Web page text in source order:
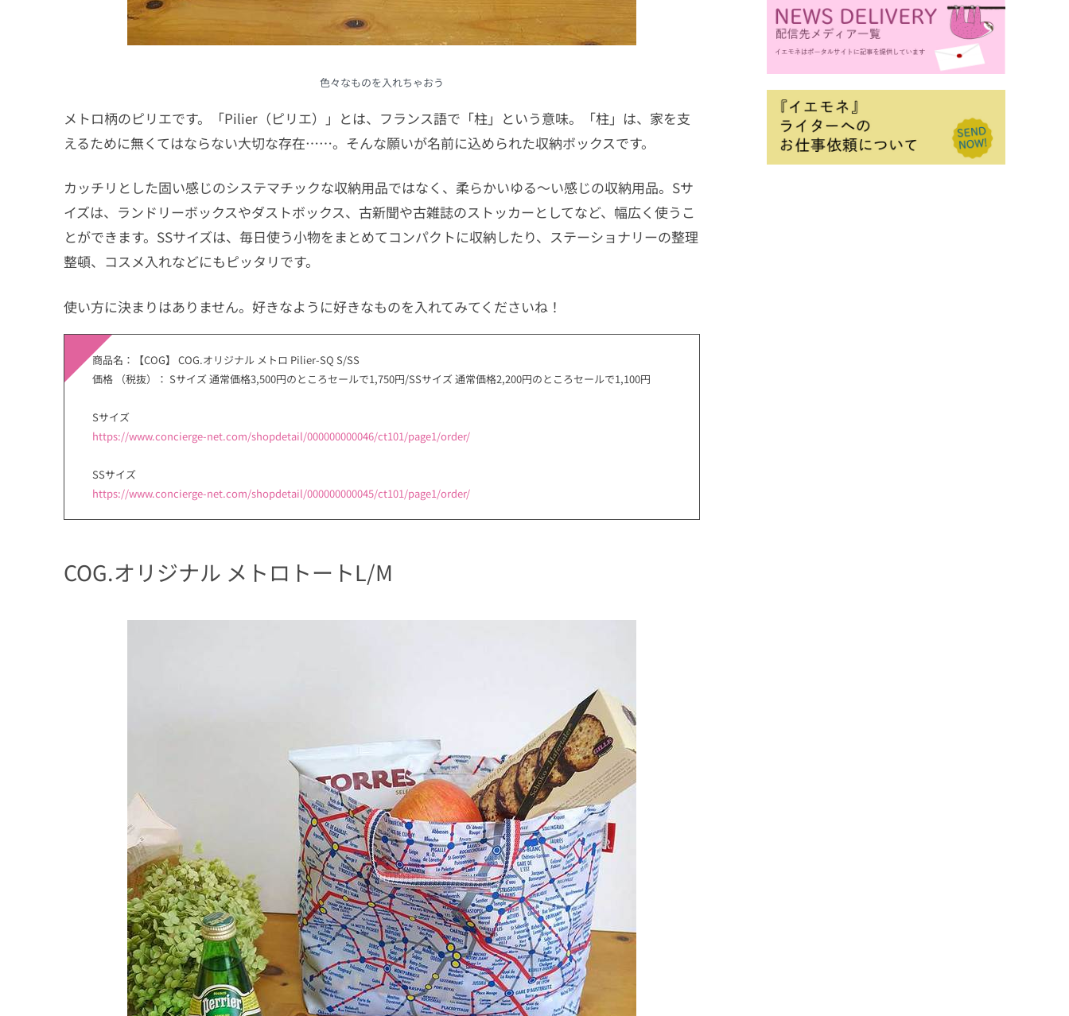
色々なものを入れちゃおう
メトロ柄のピリエです。「Pilier（ピリエ）」とは、フランス語で「柱」という意味。「柱」は、家を支
えるために無くてはならない大切な存在……。そんな願いが名前に込められた収納ボックスです。
カッチリとした固い感じのシステマチックな収納用品ではなく、柔らかいゆる～い感じの収納用品。Sサ
イズは、ランドリーボックスやダストボックス、古新聞や古雑誌のストッカーとしてなど、幅広く使うこ
とができます。SSサイズは、毎日使う小物をまとめてコンパクトに収納したり、ステーショナリーの整理
整頓、コスメ入れなどにもピッタリです。
使い方に決まりはありません。好きなように好きなものを入れてみてくださいね！
商品名：【COG】 COG.オリジナル メトロ Pilier-SQ S/SS
価格 （税抜）： Sサイズ 通常価格3,500円のところセールで1,750円/SSサイズ 通常価格2,200円のところセールで1,100円
Sサイズ
https://www.concierge-net.com/shopdetail/000000000046/ct101/page1/order/
SSサイズ
https://www.concierge-net.com/shopdetail/000000000045/ct101/page1/order/
COG.オリジナル メトロトートL/M